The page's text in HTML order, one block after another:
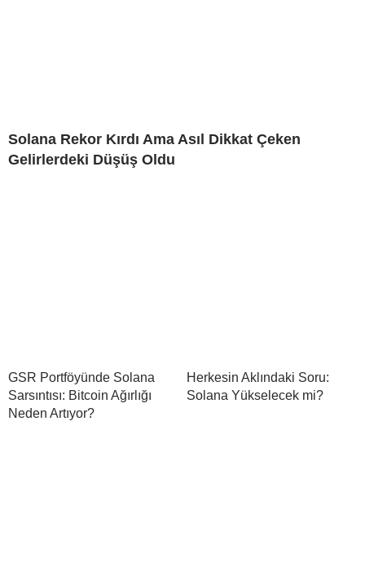
Solana Rekor Kırdı Ama Asıl Dikkat Çeken
Gelirlerdeki Düşüş Oldu
GSR Portföyünde Solana
Sarsıntısı: Bitcoin Ağırlığı
Neden Artıyor?
Herkesin Aklındaki Soru:
Solana Yükselecek mi?